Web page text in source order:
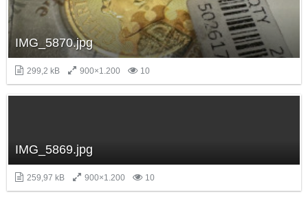
IMG_5870.jpg
299,2 kB 900×1.200 10
IMG_5869.jpg
259,97 kB 900×1.200 10